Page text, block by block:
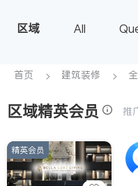
保险理财
银行贷款
建筑装修
养老
卫浴洁具
区域 All
Long Island
Buffalo &
County
Albany
首页 建筑装修
区域精英会员 推
精英会员